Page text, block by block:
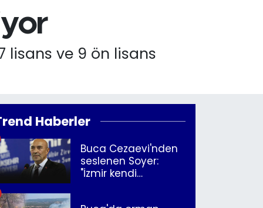
lisans ve 9 ön lisans
Haberler
Buca Cezaevi'nden
seslenen Soyer:
"İzmir kendi